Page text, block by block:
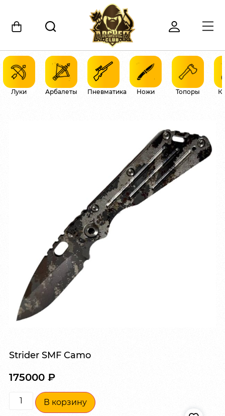
Луки Арбалеты Пневматика Ножи Топоры
Strider SMF Camo
175000 ₽
В корзину